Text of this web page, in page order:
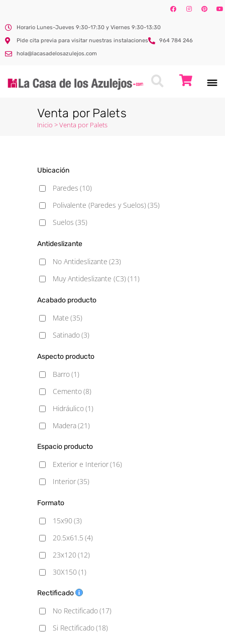
Horario Lunes-Jueves 9:30-17:30 y Viernes 9:30-13:30
Pide cita previa para visitar nuestras instalaciones
964 784 246
hola@lacasadelosazulejos.com
Venta por Palets
Inicio >Venta por Palets
Ubicación
Paredes (10)
Polivalente (Paredes y Suelos)(35)
Suelos (35)
Antideslizante
No Antideslizante (23)
Muy Antideslizante (C3)(11)
Acabado producto
Mate (35)
Satinado(3)
Aspecto producto
Barro(1)
Cemento(8)
Hidráulico(1)
Madera(21)
Mármol(4)
Metálico
(1)
Piedra
(3)
Espacio producto
Exterior e Interior(16)
Interior(35)
Formato
15x90 (3)
20.5x61.5 (4)
23x120 (12)
30X150 (1)
33.3X33.3
45x45
(1)
60x60
(4)
Rectificado
No Rectificado(17)
Si Rectificado(18)